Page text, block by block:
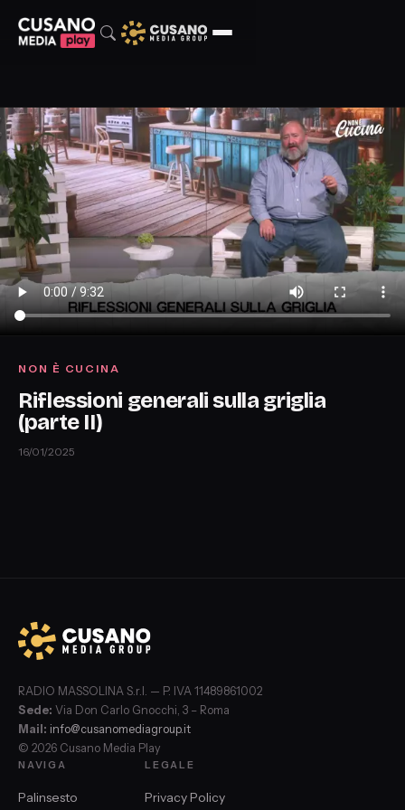
NON È CUCINA
Riflessioni generali sulla griglia
(parte II)
16/01/2025
RADIO MASSOLINA S.r.l. — P. IVA 11489861002
Sede: Via Don Carlo Gnocchi, 3 – Roma
Mail: info@cusanomediagroup.it
© 2026 Cusano Media Play
NAVIGA
Palinsesto
LEGALE
Privacy Policy